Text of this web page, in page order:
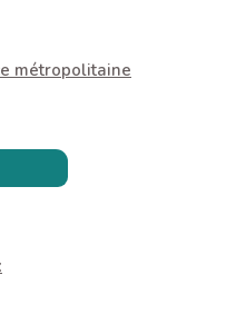
métropolitaine